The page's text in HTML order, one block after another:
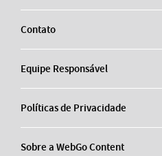
Contato
Equipe Responsável
Políticas de Privacidade
Sobre a WebGo Content